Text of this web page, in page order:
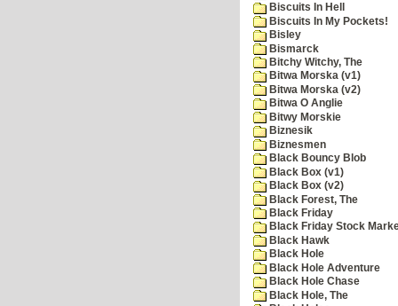
Biscuits In Hell
Biscuits In My Pockets!
Bisley
Bismarck
Bitchy Witchy, The
Bitwa Morska (v1)
Bitwa Morska (v2)
Bitwa O Anglie
Bitwy Morskie
Biznesik
Biznesmen
Black Bouncy Blob
Black Box (v1)
Black Box (v2)
Black Forest, The
Black Friday
Black Friday Stock
Black Hawk
Black Hole
Black Hole Adventure
Black Hole Chase
Black Hole, The